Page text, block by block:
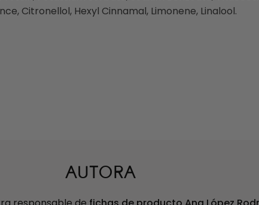
Citronellol, Hexyl Cinnamal, Limonene, Linalool.
AUTORA